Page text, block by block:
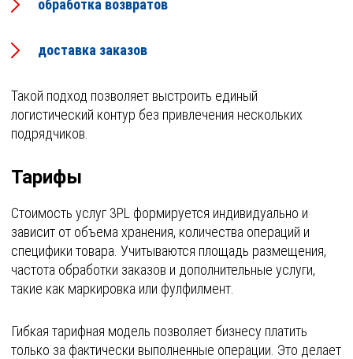
обработка возвратов
доставка заказов
Такой подход позволяет выстроить единый
логистический контур без привлечения нескольких
подрядчиков.
Тарифы
Стоимость услуг 3PL формируется индивидуально и
зависит от объема хранения, количества операций и
специфики товара. Учитываются площадь размещения,
частота обработки заказов и дополнительные услуги,
такие как маркировка или фулфилмент.
Гибкая тарифная модель позволяет бизнесу платить
только за фактически выполненные операции. Это делает